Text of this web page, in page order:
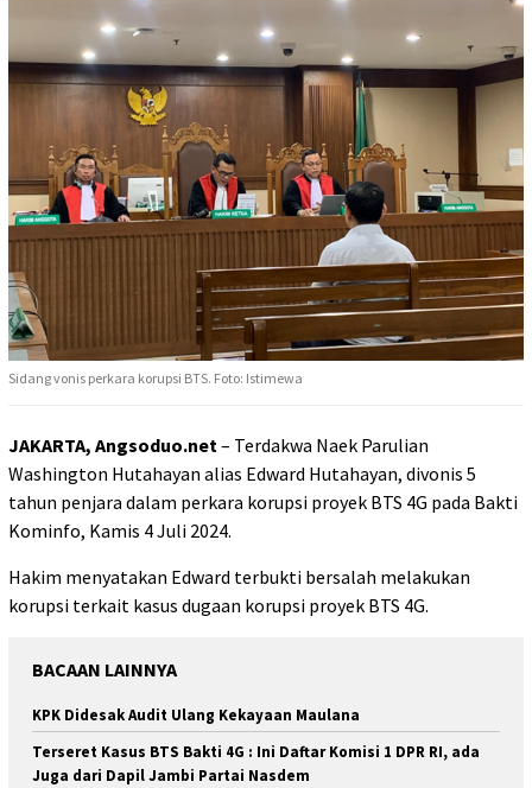
Sidang vonis perkara korupsi BTS. Foto: Istimewa
JAKARTA, Angsoduo.net– Terdakwa Naek Parulian
Washington Hutahayan alias Edward Hutahayan, divonis 5
tahun penjara dalam perkara korupsi proyek BTS 4G pada Bakti
Kominfo, Kamis 4 Juli 2024.
Hakim menyatakan Edward terbukti bersalah melakukan
korupsi terkait kasus dugaan korupsi proyek BTS 4G.
BACAAN LAINNYA
KPK Didesak Audit Ulang Kekayaan Maulana
Terseret Kasus BTS Bakti 4G : Ini Daftar Komisi 1 DPR RI, ada
Juga dari Dapil Jambi Partai Nasdem